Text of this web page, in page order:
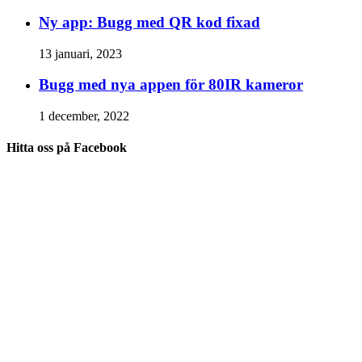
Ny app: Bugg med QR kod fixad
13 januari, 2023
Bugg med nya appen för 80IR kameror
1 december, 2022
Hitta oss på Facebook